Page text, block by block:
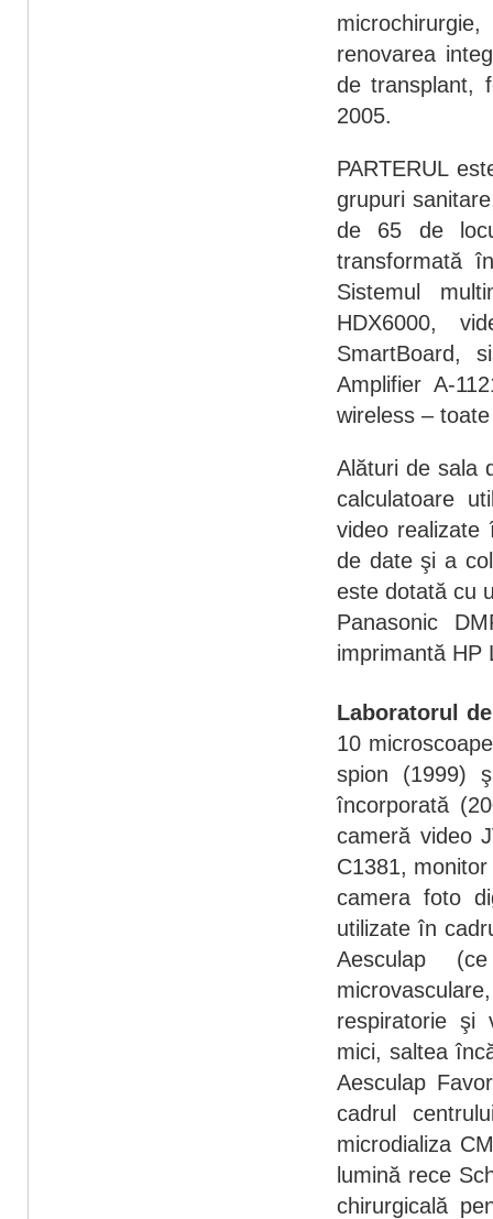
renovarea
de transplant,
2005.
PARTERUL
grupuri
de 65 de
transformată
Sistemul
HDX6000,
SmartBoard,
Amplifier A-
wireless –
Alături de sala
calculatoare
video realizate
de date şi a
este dotată cu
Panasonic
imprimantă HP
Laboratorul
10
spion (1999)
încorporată
cameră video
C1381,
camera foto
utilizate în
Aesculap
respiratorie şi
mici, saltea
Aesculap
cadrul
microdializa
lumină rece
chirurgicală